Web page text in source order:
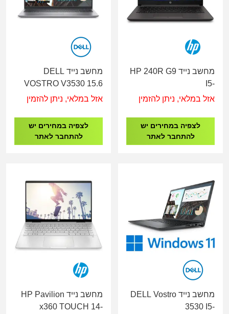
מחשב נייד HP 240R G9
I5-
1334U/8G/512G/14"/3YW
אזל במלאי, ניתן להזמין
לצפיה במחירים יש
להתחבר לאתר
מחשב נייד DELL
VOSTRO V3530 15.6
FHD/I7-
XE/4C/DOS/WIN 11
HOME/3YOS
אזל במלאי, ניתן להזמין
לצפיה במחירים יש
להתחבר לאתר
מחשב נייד DELL Vostro
3530 I5-
מחשב נייד HP Pavilion
x360 TOUCH 14-